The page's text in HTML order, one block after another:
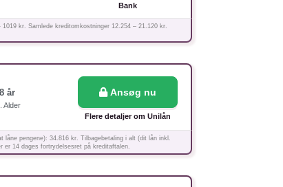
Bank
kr. Samlede kreditomkostninger 12.254 – 21.120 kr.
år
Alder
Ansøg nu
Flere detaljer om Unilån
pengene): 34.816 kr. Tilbagebetaling i alt (dit lån inkl.
14 dages fortrydelsesret på kreditaftalen.